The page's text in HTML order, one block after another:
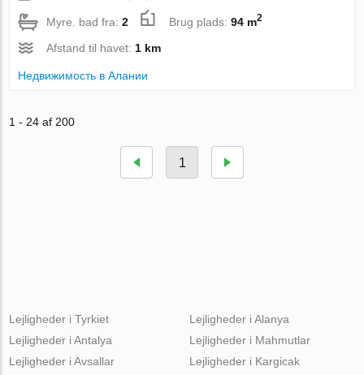
Myre. bad fra:2 Brug plads:94 m2
Afstand til havet: 1 km
Недвижимость в Алании
1 - 24 af 200
1
Lejligheder i Tyrkiet
Lejligheder i Antalya
Lejligheder i Avsallar
Lejligheder i Alanya
Lejligheder i Mahmutlar
Lejligheder i Kargicak